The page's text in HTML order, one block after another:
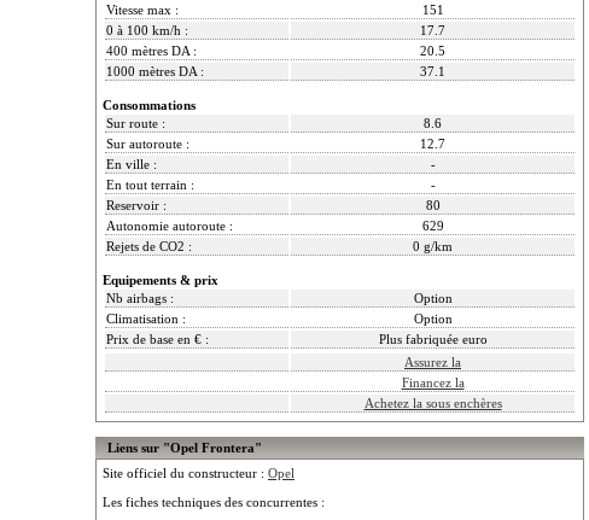
Vitesse max :
151
0 à 100 km/h :
17.7
400 mètres DA :
20.5
1000 mètres DA :
37.1
Consommations
Sur route :
8.6
Sur autoroute :
12.7
En ville :
-
En tout terrain :
-
Reservoir :
80
Autonomie autoroute :
629
Rejets de CO2 :
0 g/km
Equipements & prix
Nb airbags :
Option
Climatisation :
Option
Prix de base en € :
Plus fabriquée euro
Assurez la
Financez la
Achetez la sous enchères
Liens sur "Opel Frontera"
Site officiel du constructeur : Opel
Les fiches techniques des concurrentes :